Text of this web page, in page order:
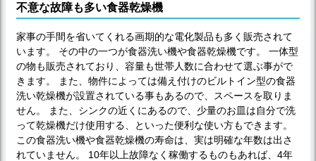
不意な故障も多い食器乾燥機
家事の手間を省いてくれる画期的な電化製品も多く販売されて
います。 その中の一つが食器洗い機や食器乾燥機です。 一体型
の物も販売されており、容量も世帯人数に合わせて選ぶ事がで
きます。 また、物件によっては備え付けのビルトイン型の食器
洗い乾燥機が設置されている事もあるので、スペースを取りま
せん。 また、シンクの近くにあるので、少量のお皿は自分で洗
って乾燥機だけ使用する、といった便利な使い方もできます。
この食器洗い機や食器乾燥機の寿命は、実は明確な年数は出さ
れていません。 10年以上故障なく稼働するものもあれば、4年